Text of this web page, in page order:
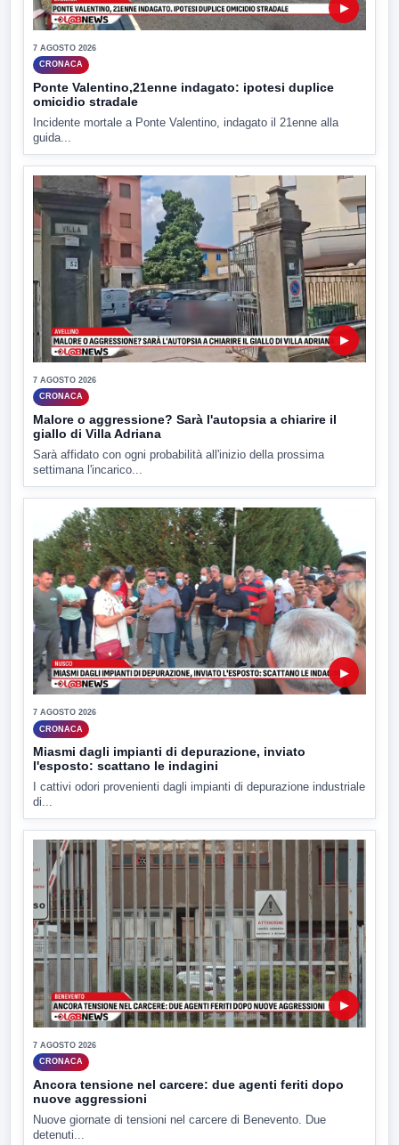
▶
7 AGOSTO 2026
CRONACA
Ponte Valentino,21enne indagato: ipotesi duplice
omicidio stradale
Incidente mortale a Ponte Valentino, indagato il 21enne alla
guida...
▶
7 AGOSTO 2026
CRONACA
Malore o aggressione? Sarà l'autopsia a chiarire il
giallo di Villa Adriana
Sarà affidato con ogni probabilità all'inizio della prossima
settimana l'incarico...
▶
7 AGOSTO 2026
CRONACA
Miasmi dagli impianti di depurazione, inviato
l'esposto: scattano le indagini
I cattivi odori provenienti dagli impianti di depurazione industriale
di...
▶
7 AGOSTO 2026
CRONACA
Ancora tensione nel carcere: due agenti feriti dopo
nuove aggressioni
Nuove giornate di tensioni nel carcere di Benevento. Due
detenuti...